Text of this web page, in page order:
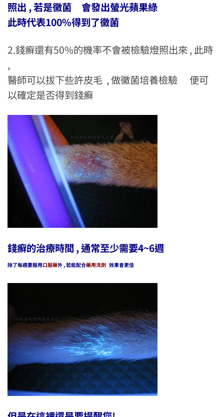
照出 , 若是黴菌 會發出螢光蘋果綠
此時代表100%得到了黴菌
2.錢癬還有50%的機率不會被檢驗燈照出來 , 此時
,
醫師可以拔下些許皮毛 , 做黴菌培養檢驗 便可
以確定是否得到錢癬
錢癬的治療時間 , 通常至少需要4~6週
除了每週要服用口服藥外 , 若能配合藥用洗劑 效果會更佳